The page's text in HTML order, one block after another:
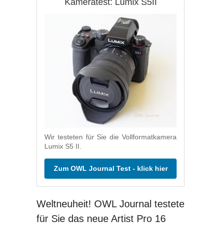
Wir testeten für Sie die Vollformatkamera
Lumix S5 II.
Zum OWL Journal Test - klick hier
Weltneuheit! OWL Journal testete
für Sie das neue Artist Pro 16